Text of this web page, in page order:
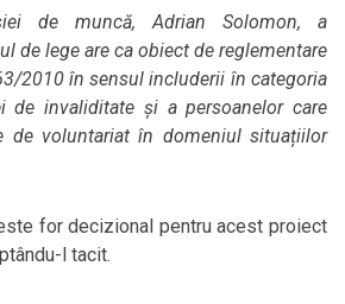
de muncă, Adrian Solomon, a
de lege are ca obiect de reglementare
2010 în sensul includerii în categoria
de invaliditate și a persoanelor care
de voluntariat în domeniul situațiilor
for decizional pentru acest proiect
l tacit.